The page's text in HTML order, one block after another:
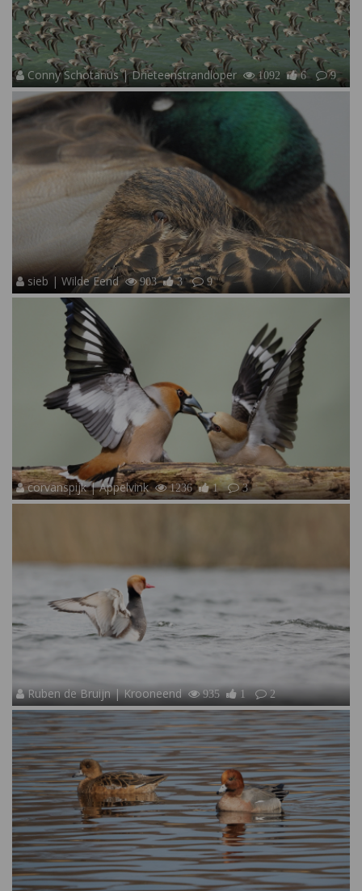
Conny Schotanus | Drieteenstrandloper 1092 6 9
sieb | Wilde Eend 903 3 9
corvanspijk | Appelvink 1236 1 3
Ruben de Bruijn | Krooneend 935 1 2